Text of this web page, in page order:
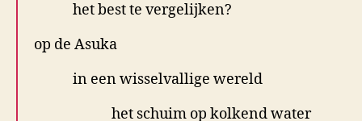
het best te vergelijken?
op de Asuka
in een wisselvallige wereld
het schuim op kolkend water